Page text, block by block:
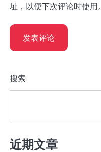
址，以便下次评论时使用。
搜索
近期文章